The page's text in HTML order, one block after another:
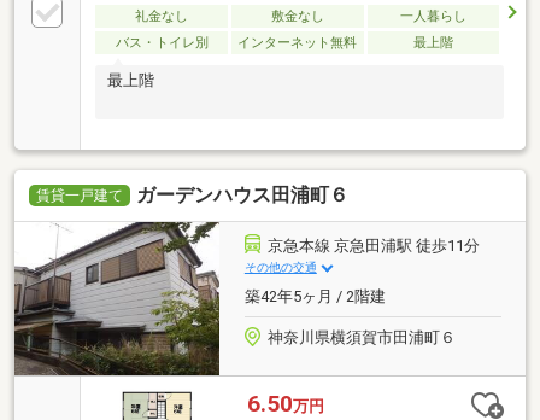
礼金なし 敷金なし
一人暮らし
バス・トイレ別
インターネット無料 最上階
最上階
賃貸一戸建て ガーデンハウス田浦町６
京急本線 京急田浦駅 徒歩11分
その他の交通
築42年5ヶ月 / 2階建
神奈川県横須賀市田浦町６
6.50万円